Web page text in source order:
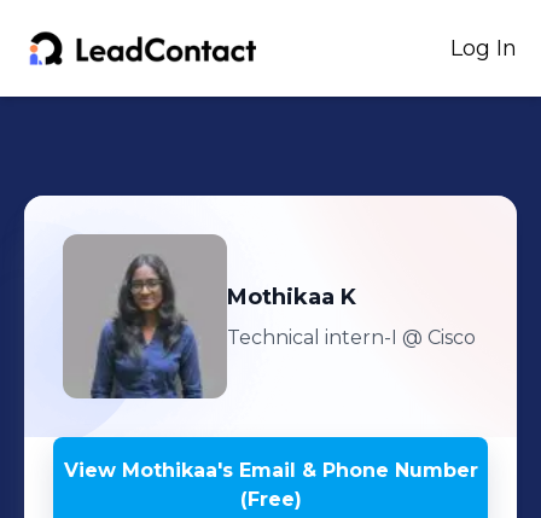
Log In
Mothikaa K
Technical intern-I @ Cisco
View Mothikaa'sEmail & Phone Number
(Free)